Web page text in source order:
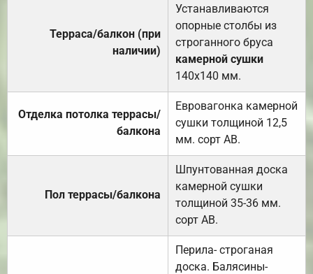
Терраса/балкон (при
наличии)
Устанавливаются
опорные столбы из
строганного бруса
камерной сушки
140х140 мм.
Отделка потолка террасы/
балкона
Евровагонка камерной
сушки толщиной 12,5
мм. сорт АВ.
Пол террасы/балкона
Шпунтованная доска
камерной сушки
толщиной 35-36 мм.
сорт АВ.
Перила- строганая
доска. Балясины-